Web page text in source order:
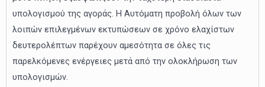
υπολογισμού της αγοράς. Η Αυτόματη προβολή όλων των
λοιπών επιλεγμένων εκτυπώσεων σε χρόνο ελαχίστων
δευτερολέπτων παρέχουν αμεσότητα σε όλες τις
παρελκόμενες ενέργειες μετά από την ολοκλήρωση των
υπολογισμών.